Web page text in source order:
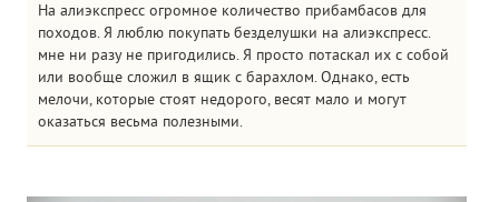
На алиэкспресс огромное количество прибамбасов для
походов. Я люблю покупать безделушки на алиэкспресс.
мне ни разу не пригодились. Я просто потаскал их с собой
или вообще сложил в ящик с барахлом. Однако, есть
мелочи, которые стоят недорого, весят мало и могут
оказаться весьма полезными.